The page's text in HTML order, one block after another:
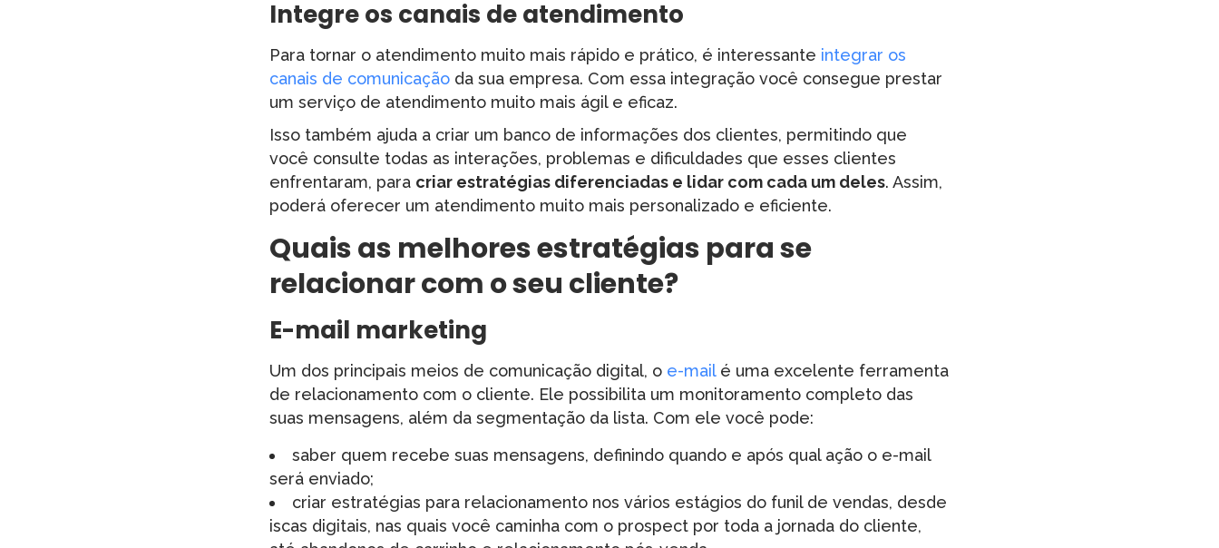
Integre os canais de atendimento
Para tornar o atendimento muito mais rápido e prático, é interessante integrar os
canais de comunicação da sua empresa. Com essa integração você consegue prestar
um serviço de atendimento muito mais ágil e eficaz.
Isso também ajuda a criar um banco de informações dos clientes, permitindo que
você consulte todas as interações, problemas e dificuldades que esses clientes
enfrentaram, para criar estratégias diferenciadas e lidar com cada um deles. Assim,
poderá oferecer um atendimento muito mais personalizado e eficiente.
Quais as melhores estratégias para se
relacionar com o seu cliente?
E-mail marketing
Um dos principais meios de comunicação digital, o e-mailé uma excelente ferramenta
de relacionamento com o cliente. Ele possibilita um monitoramento completo das
suas mensagens, além da segmentação da lista. Com ele você pode:
saber quem recebe suas mensagens, definindo quando e após qual ação o e-mail
será enviado;
criar estratégias para relacionamento nos vários estágios do funil de vendas, desde
iscas digitais, nas quais você caminha com o prospect por toda a jornada do cliente,